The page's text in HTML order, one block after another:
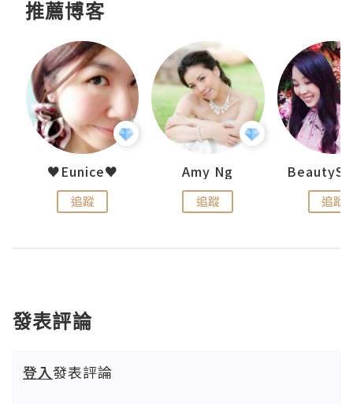
推薦博客
♥Eunice♥
追蹤
Amy Ng
追蹤 追蹤
發表評論
登入發表評論